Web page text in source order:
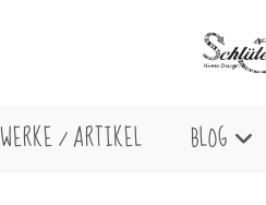
WERKE / ARTIKEL BLOG